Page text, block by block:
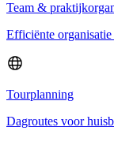
Team &
Efficiënte
Tourplanning
Dagroutes voor